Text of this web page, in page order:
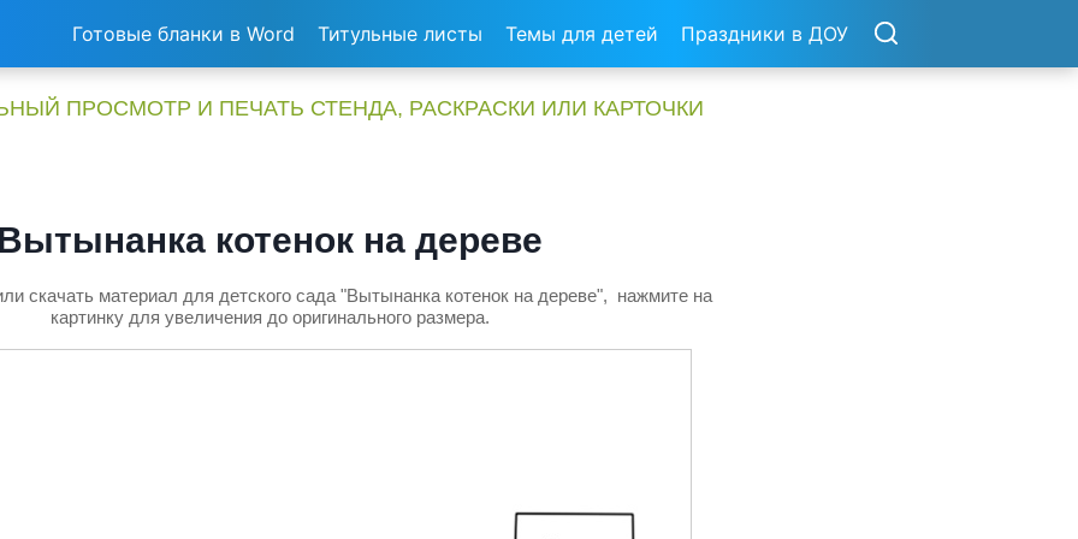
Готовые бланки в Word Титульные листы Темы для детей Праздники в ДОУ
ПРОСМОТР И ПЕЧАТЬ СТЕНДА, РАСКРАСКИ ИЛИ КАРТОЧКИ
Вытынанка котенок на дереве
скачать материал для детского сада "Вытынанка котенок на дереве", нажмите на
картинку для увеличения до оригинального размера.